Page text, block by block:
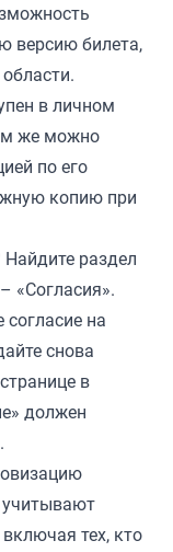
версию билета,
в личном
же можно
по его
копию при
раздел
«Согласия».
на
снова
в
должен
учитывают
тех, кто